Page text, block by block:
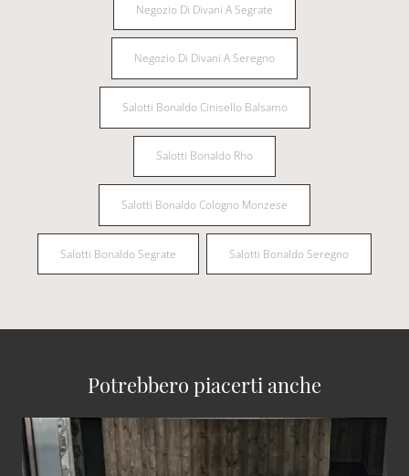
Negozio Di Divani A Segrate
Negozio Di Divani A Seregno
Salotti Bonaldo Cinisello Balsamo
Salotti Bonaldo Rho
Salotti Bonaldo Cologno Monzese
Salotti Bonaldo Segrate Salotti Bonaldo Seregno
Potrebbero piacerti anche